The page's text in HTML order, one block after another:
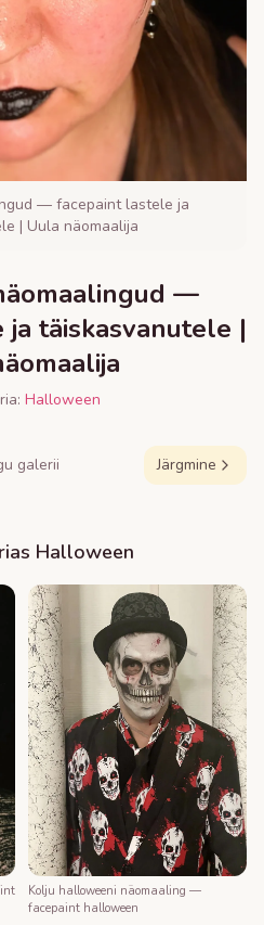
— facepaint lastele ja
| Uula näomaalija
—
täiskasvanutele |
Halloween
galerii Järgmine
Halloween
Kolju halloweeni näomaaling —
facepaint halloween